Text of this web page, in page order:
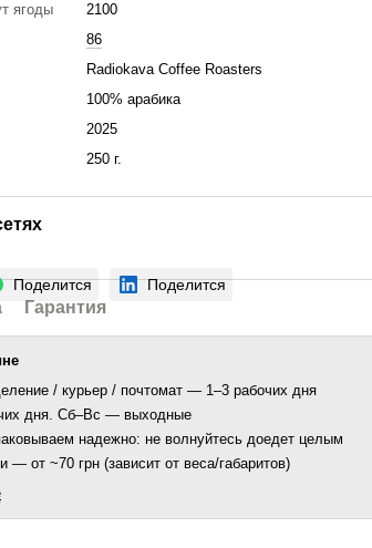
ягоды
2100
86
Radiokava Coffee Roasters
100% арабика
2025
250 г.
Поделится Поделится
Гарантия
/ курьер / почтомат — 1–3 рабочих дня
дня. Сб–Вс — выходные
надежно: не волнуйтесь доедет целым
— от ~70 грн (зависит от веса/габаритов)